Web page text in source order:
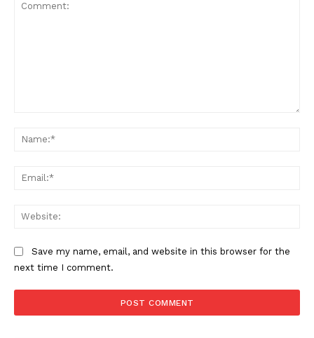
Save my name, email, and website in this browser for the
next time I comment.